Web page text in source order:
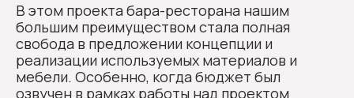
В этом проекта бара-ресторана нашим
большим преимуществом стала полная
свобода в предложении концепции и
реализации используемых материалов и
мебели. Особенно, когда бюджет был
озвучен в рамках работы над проектом